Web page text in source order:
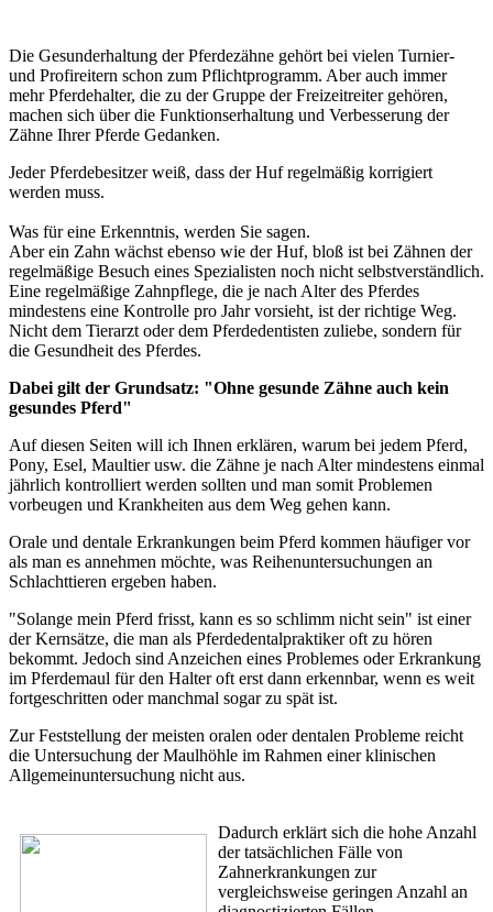
Die Gesunderhaltung der Pferdezähne gehört bei vielen Turnier-
und Profireitern schon zum Pflichtprogramm. Aber auch immer
mehr Pferdehalter, die zu der Gruppe der Freizeitreiter gehören,
machen sich über die Funktionserhaltung und Verbesserung der
Zähne Ihrer Pferde Gedanken.
Jeder Pferdebesitzer weiß, dass der Huf regelmäßig korrigiert
werden muss.
Was für eine Erkenntnis, werden Sie sagen.
Aber ein Zahn wächst ebenso wie der Huf, bloß ist bei Zähnen der
regelmäßige Besuch eines Spezialisten noch nicht selbstverständlich.
Eine regelmäßige Zahnpflege, die je nach Alter des Pferdes
mindestens eine Kontrolle pro Jahr vorsieht, ist der richtige Weg.
Nicht dem Tierarzt oder dem Pferdedentisten zuliebe, sondern für
die Gesundheit des Pferdes.
Dabei gilt der Grundsatz: "Ohne gesunde Zähne auch kein
gesundes Pferd"
Auf diesen Seiten will ich Ihnen erklären, warum bei jedem Pferd,
Pony, Esel, Maultier usw. die Zähne je nach Alter mindestens einmal
jährlich kontrolliert werden sollten und man somit Problemen
vorbeugen und Krankheiten aus dem Weg gehen kann.
Orale und dentale Erkrankungen beim Pferd kommen häufiger vor
als man es annehmen möchte, was Reihenuntersuchungen an
Schlachttieren ergeben haben.
"Solange mein Pferd frisst, kann es so schlimm nicht sein" ist einer
der Kernsätze, die man als Pferdedentalpraktiker oft zu hören
bekommt. Jedoch sind Anzeichen eines Problemes oder Erkrankung
im Pferdemaul für den Halter oft erst dann erkennbar, wenn es weit
fortgeschritten oder manchmal sogar zu spät ist.
Zur Feststellung der meisten oralen oder dentalen Probleme reicht
die Untersuchung der Maulhöhle im Rahmen einer klinischen
Allgemeinuntersuchung nicht aus.
Dadurch erklärt sich die hohe Anzahl
der tatsächlichen Fälle von
Zahnerkrankungen zur
vergleichsweise geringen Anzahl an